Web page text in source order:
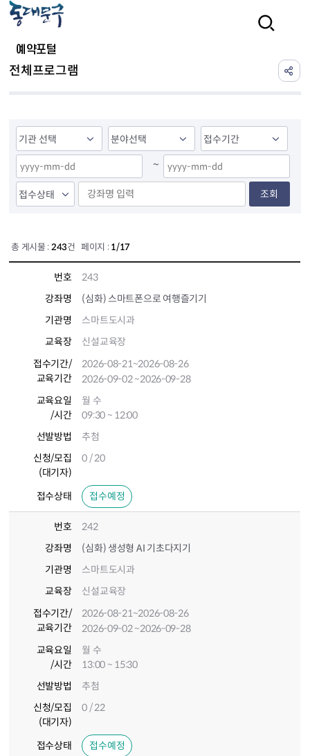
예약포털
전체프로그램
~
조회
총 게시물 : 243건 페이지 : 1/17
번호
243
강좌명
(심화) 스마트폰으로 여행즐기기
기관명
스마트도시과
교육장
신설교육장
접수기간/
교육기간
2026-08-21~2026-08-26
2026-09-02~2026-09-28
교육요일
/시간
월 수
09:30 ~ 12:00
선발방법
추첨
신청/모집
(대기자)
0 / 20
접수상태 접수예정
번호
242
강좌명
(심화) 생성형 AI 기초다지기
기관명
스마트도시과
교육장
신설교육장
접수기간/
교육기간
2026-08-21~2026-08-26
2026-09-02~2026-09-28
교육요일
/시간
월 수
13:00 ~ 15:30
선발방법
추첨
신청/모집
(대기자)
0 / 22
접수상태 접수예정